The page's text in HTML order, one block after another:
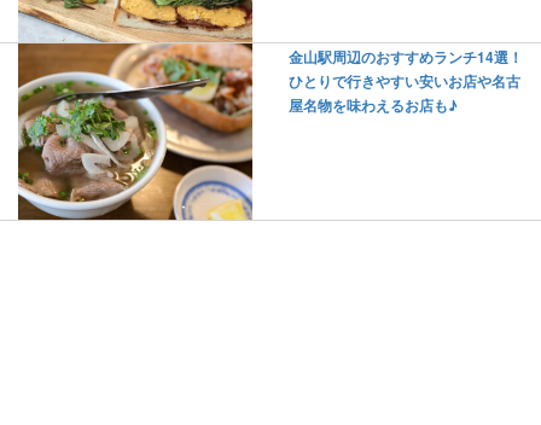
金山駅周辺のおすすめランチ14選！
ひとりで行きやすい安いお店や名古
屋名物を味わえるお店も♪